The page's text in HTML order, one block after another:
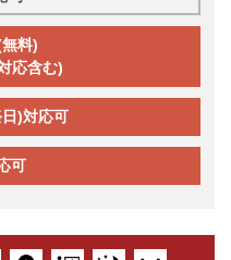
料)
応含む)
)対応可
可